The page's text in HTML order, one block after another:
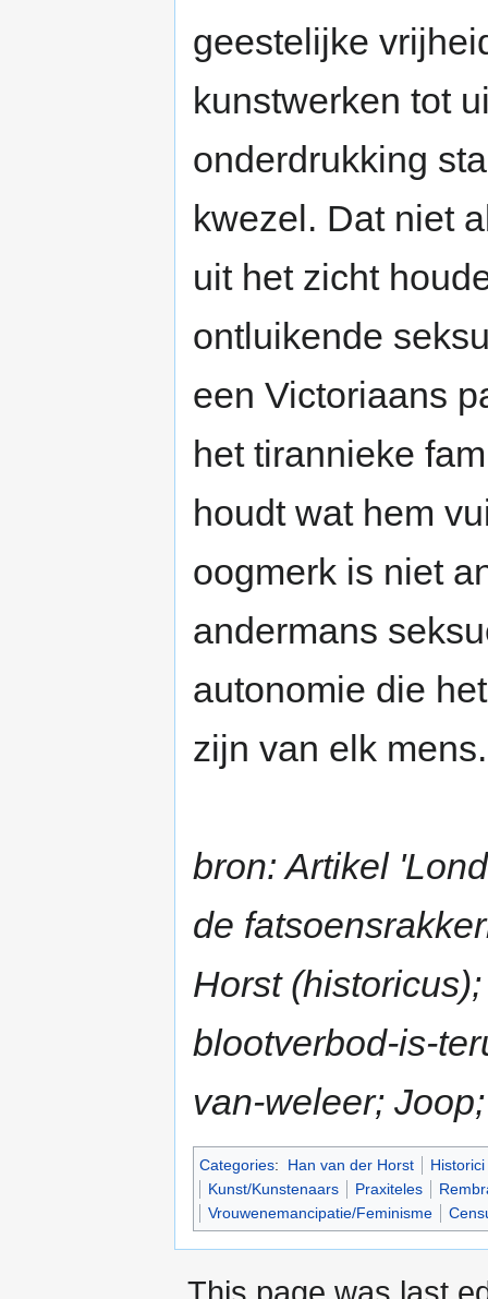
geestelijke
kunstwerken tot
onderdrukking
kwezel. Dat niet
uit het zicht
ontluikende
een Victoriaans
het tirannieke
houdt wat hem
oogmerk is niet
andermans
autonomie die
zijn van elk
bron: Artikel
de
Horst
blootverbod-is-
van-weleer;
Categories: Han van der Horst
Historici
Kunst/Kunstenaars
Praxiteles
Vrouwenemancipatie/Feminisme